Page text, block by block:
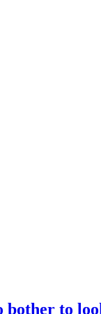
bother to